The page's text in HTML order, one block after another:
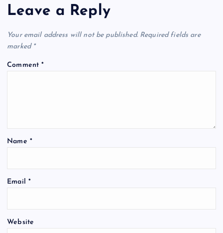
v
i
i
o
Leave a Reply
Your email address will not be published. Required fields are
marked *
Comment*
Name *
Email *
Website